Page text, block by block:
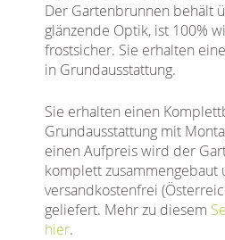
Der Gartenbrunnen behält
glänzende Optik, ist 100%
frostsicher. Sie erhalten
in Grundausstattung.
Sie erhalten einen
Grundausstattung mit
einen Aufpreis wird der
komplett zusammengebaut
versandkostenfrei
geliefert. Mehr zu diesem
hier.